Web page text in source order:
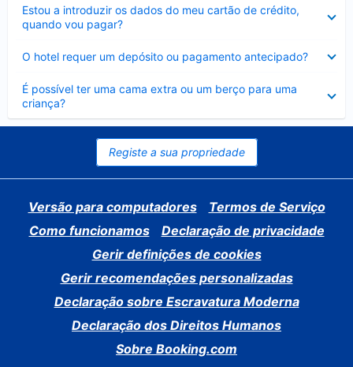
Estou a introduzir os dados do meu cartão de crédito,
quando vou pagar?
fechado
O hotel requer um depósito ou pagamento antecipado?
fechado
É possível ter uma cama extra ou um berço para uma
criança?
Elemento
fechado
Registe a sua propriedade
Versão para computadores
Termos de Serviço
Como funcionamos
Declaração de privacidade
Gerir definições de cookies
Gerir recomendações personalizadas
Declaração sobre Escravatura Moderna
Declaração dos Direitos Humanos
Sobre Booking.com